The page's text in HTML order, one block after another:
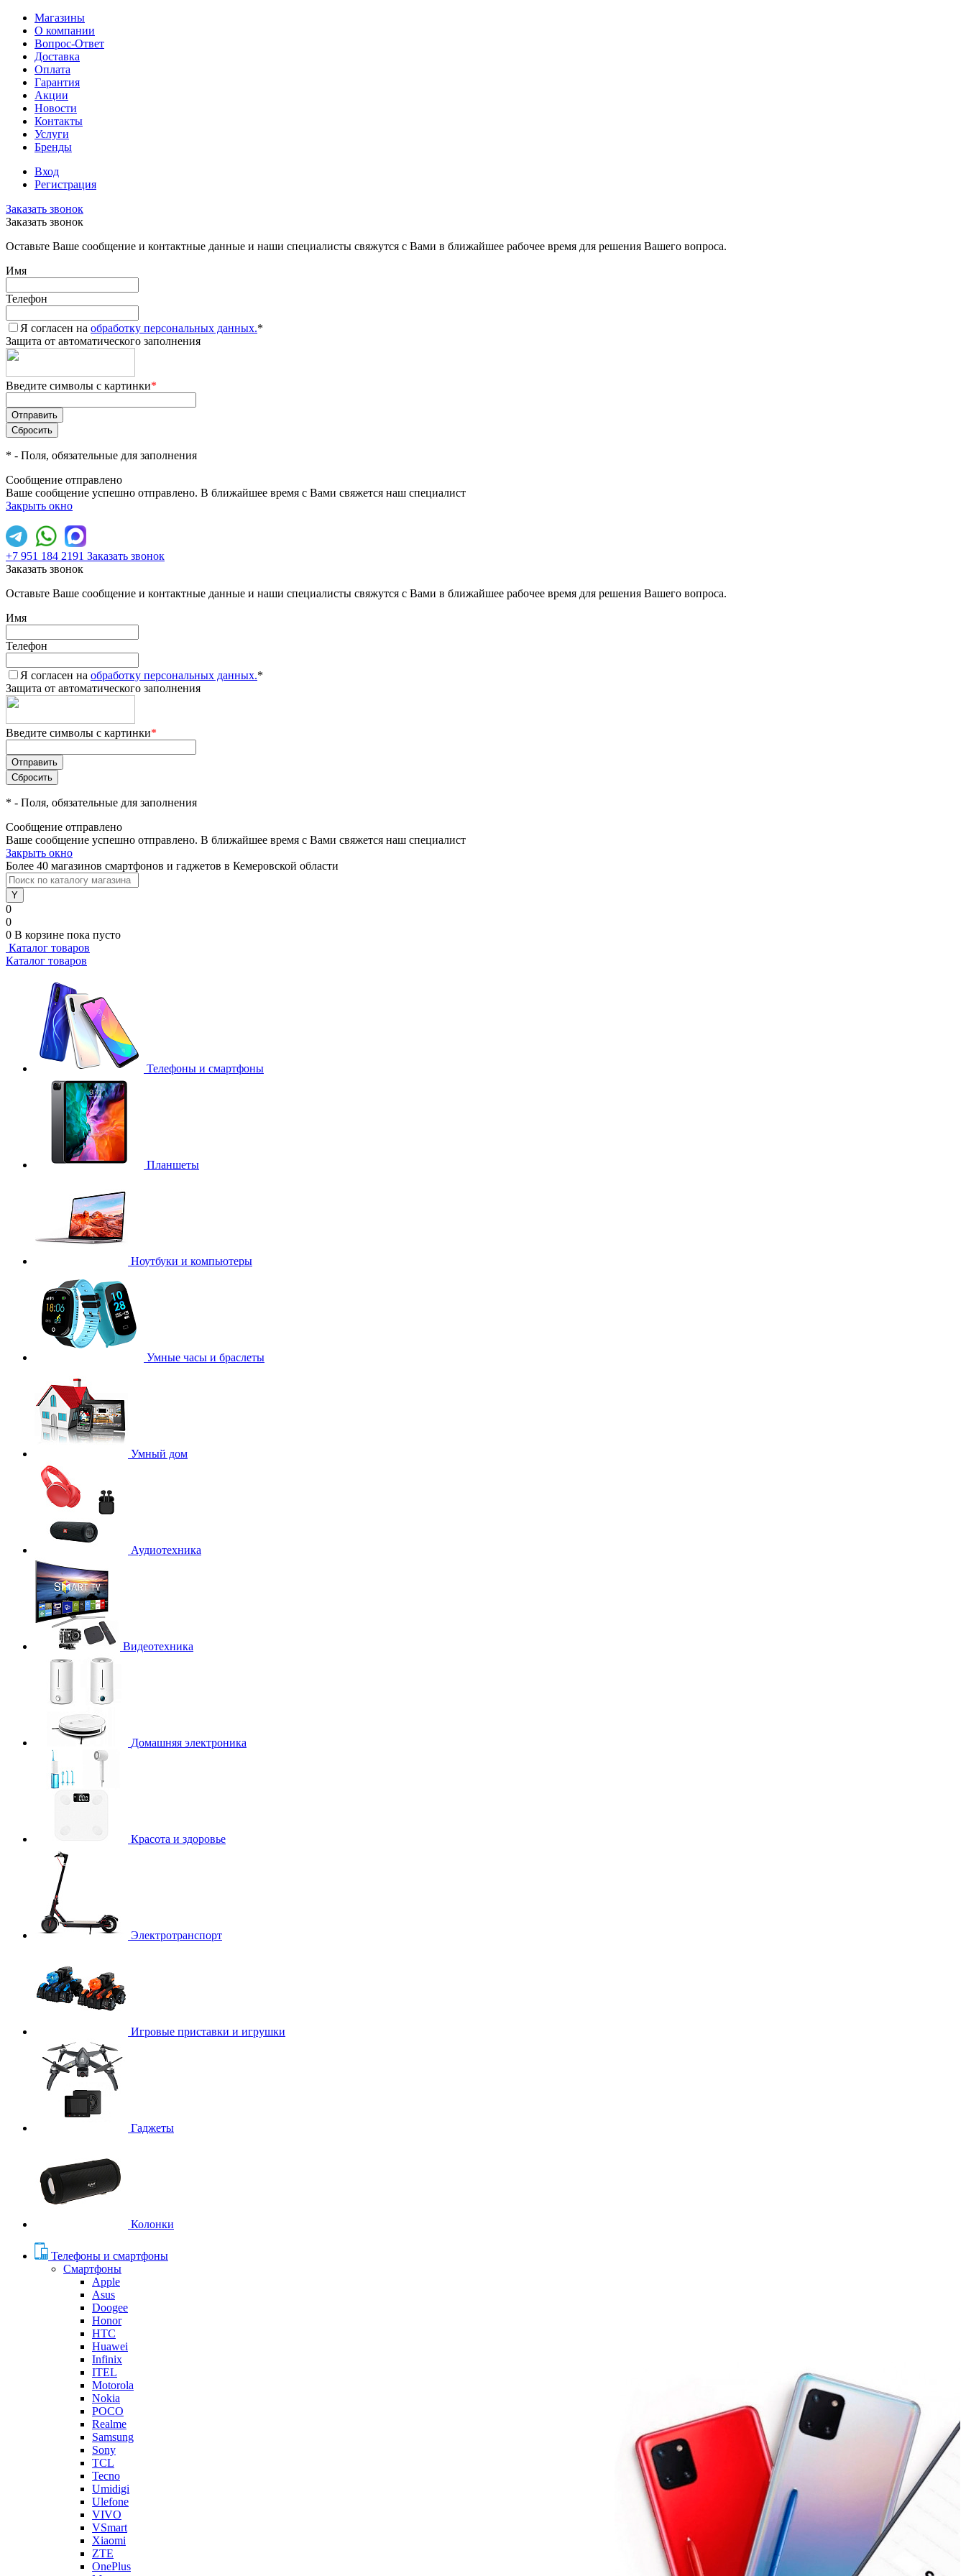
Магазины
О компании
Вопрос-Ответ
Доставка
Оплата
Гарантия
Акции
Новости
Контакты
Услуги
Бренды
Вход
Регистрация
Заказать звонок
Заказать звонок
Оставьте Ваше сообщение и контактные данные и наши специалисты свяжутся с Вами в ближайшее рабочее время для решения Вашего вопроса.
Имя
Телефон
Я согласен на обработку персональных данных.*
Защита от автоматического заполнения
Введите символы с картинки*
* - Поля, обязательные для заполнения
Сообщение отправлено
Ваше сообщение успешно отправлено. В ближайшее время с Вами свяжется наш специалист
Закрыть окно
+7 951 184 2191 Заказать звонок
Заказать звонок
Оставьте Ваше сообщение и контактные данные и наши специалисты свяжутся с Вами в ближайшее рабочее время для решения Вашего вопроса.
Имя
Телефон
Я согласен на обработку персональных данных.*
Защита от автоматического заполнения
Введите символы с картинки*
* - Поля, обязательные для заполнения
Сообщение отправлено
Ваше сообщение успешно отправлено. В ближайшее время с Вами свяжется наш специалист
Закрыть окно
Более 40 магазинов смартфонов и гаджетов в Кемеровской области
0
0
0 В корзине пока пусто
Каталог товаров
Каталог товаров
Телефоны и смартфоны
Планшеты
Ноутбуки и компьютеры
Умные часы и браслеты
Умный дом
Аудиотехника
Видеотехника
Домашняя электроника
Красота и здоровье
Электротранспорт
Игровые приставки и игрушки
Гаджеты
Колонки
Телефоны и смартфоны
Смартфоны
Apple
Asus
Doogee
Honor
HTC
Huawei
Infinix
ITEL
Motorola
Nokia
POCO
Realme
Samsung
Sony
TCL
Tecno
Umidigi
Ulefone
VIVO
VSmart
Xiaomi
ZTE
OnePlus